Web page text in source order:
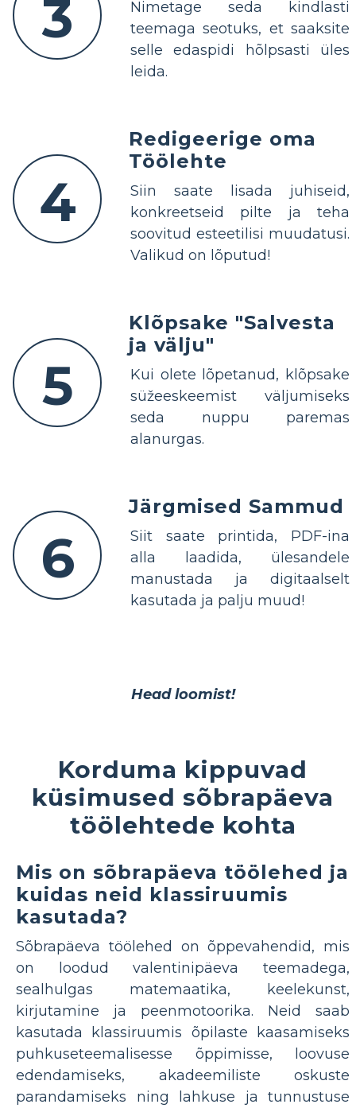
3
Nimetage seda kindlasti
teemaga seotuks, et saaksite
selle edaspidi hõlpsasti üles
leida.
4
Redigeerige oma
Töölehte
Siin saate lisada juhiseid,
konkreetseid pilte ja teha
soovitud esteetilisi muudatusi.
Valikud on lõputud!
5
Klõpsake "Salvesta
ja välju"
Kui olete lõpetanud, klõpsake
süžeeskeemist väljumiseks
seda nuppu paremas
alanurgas.
6
Järgmised Sammud
Siit saate printida, PDF-ina
alla laadida, ülesandele
manustada ja digitaalselt
kasutada ja palju muud!
Head loomist!
Korduma kippuvad
küsimused sõbrapäeva
töölehtede kohta
Mis on sõbrapäeva töölehed ja
kuidas neid klassiruumis
kasutada?
Sõbrapäeva töölehed on õppevahendid, mis
on loodud valentinipäeva teemadega,
sealhulgas matemaatika, keelekunst,
kirjutamine ja peenmotoorika. Neid saab
kasutada klassiruumis õpilaste kaasamiseks
puhkuseteemalisesse õppimisse, loovuse
edendamiseks, akadeemiliste oskuste
parandamiseks ning lahkuse ja tunnustuse